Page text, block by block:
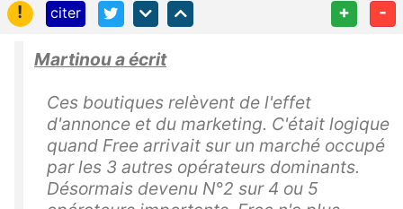
!
citer + -
Martinou a écrit
Ces boutiques relèvent de l'effet
d'annonce et du marketing. C'était logique
quand Free arrivait sur un marché occupé
par les 3 autres opérateurs dominants.
Désormais devenu N°2 sur 4 ou 5